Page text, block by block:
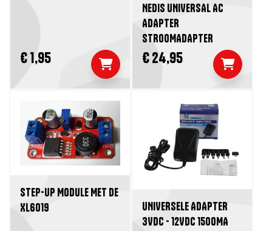
€ 1,95
NEDIS UNIVERSAL AC
ADAPTER
STROOMADAPTER
€ 24,95
STEP-UP MODULE MET DE
XL6019
UNIVERSELE ADAPTER
3VDC - 12VDC 1500MA